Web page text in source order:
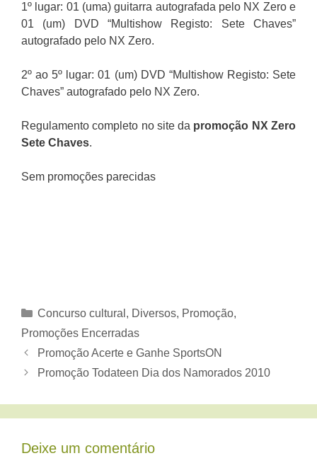
1º lugar: 01 (uma) guitarra autografada pelo NX Zero e
01 (um) DVD “Multishow Registo: Sete Chaves”
autografado pelo NX Zero.
2º ao 5º lugar: 01 (um) DVD “Multishow Registo: Sete
Chaves” autografado pelo NX Zero.
Regulamento completo no site da promoção NX Zero
Sete Chaves.
Sem promoções parecidas
Categorias
Concurso cultural , Diversos, Promoção,
Promoções Encerradas
Promoção Acerte e Ganhe SportsON
Promoção Todateen Dia dos Namorados 2010
Deixe um comentário